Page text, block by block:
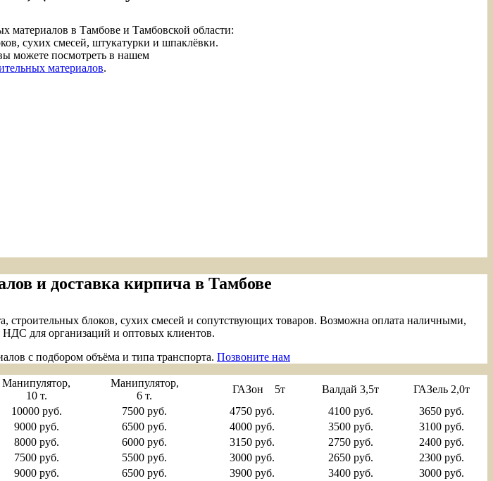
материалов в Тамбове и Тамбовской области:
сухих смесей, штукатурки и шпаклёвки.
можете посмотреть в нашем
материалов.
и доставка кирпича в Тамбове
блоков, сухих смесей и сопутствующих товаров. Возможна оплата наличными,
НДС для организаций и оптовых клиентов.
с подбором объёма и типа транспорта. Позвоните нам
Манипулятор,
10 т.
Манипулятор,
6 т.
ГАЗон 5т Валдай 3,5т
ГАЗель 2,0т
10000 руб. 7500 руб. 4750 руб. 4100 руб.
3650 руб.
9000 руб. 6500 руб. 4000 руб. 3500 руб.
3100 руб.
8000 руб. 6000 руб. 3150 руб. 2750 руб.
2400 руб.
7500 руб. 5500 руб. 3000 руб. 2650 руб.
2300 руб.
9000 руб. 6500 руб. 3900 руб. 3400 руб.
3000 руб.